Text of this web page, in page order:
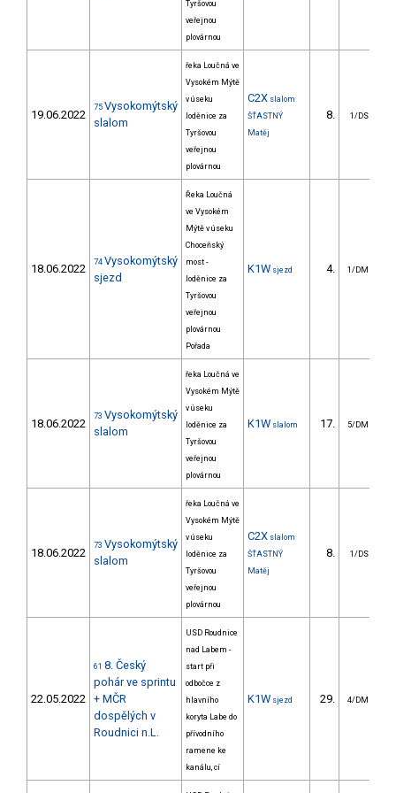
Tyršovou
veřejnou
plovárnou
19.06.2022
75 Vysokomýtský
slalom
řeka Loučná ve
Vysokém Mýtě
v úseku
loděnice za
Tyršovou
veřejnou
plovárnou
C2X slalom
ŠŤASTNÝ
Matěj
8. 1/DS
18.06.2022 74 Vysokomýtský
sjezd
Řeka Loučná
ve Vysokém
Mýtě v úseku
Choceňský
most -
loděnice za
Tyršovou
veřejnou
plovárnou
Pořada
K1W sjezd 4. 1/DM
18.06.2022
73 Vysokomýtský
slalom
řeka Loučná ve
Vysokém Mýtě
v úseku
loděnice za
Tyršovou
veřejnou
plovárnou
K1W slalom 17. 5/DM
18.06.2022
73 Vysokomýtský
slalom
řeka Loučná ve
Vysokém Mýtě
v úseku
loděnice za
Tyršovou
veřejnou
plovárnou
C2X slalom
ŠŤASTNÝ
Matěj
8. 1/DS
22.05.2022
61 8. Český
pohár ve sprintu
+ MČR
dospělých v
Roudnici n.L.
USD Roudnice
nad Labem -
start při
odbočce z
hlavního
koryta Labe do
přívodního
ramene ke
kanálu, cí
K1W sjezd 29. 4/DM